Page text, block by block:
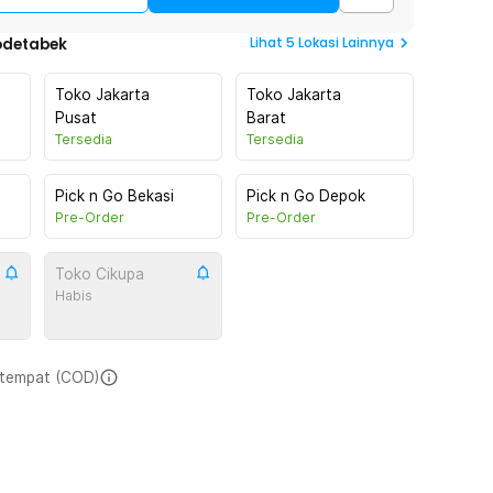
Lihat 5 Lokasi Lainnya
Toko Jakarta
Pusat
Tersedia
Toko Jakarta
Barat
Tersedia
Pick n Go Bekasi
Pre-Order
Pick n Go Depok
Pre-Order
Toko Cikupa
Habis
(COD)